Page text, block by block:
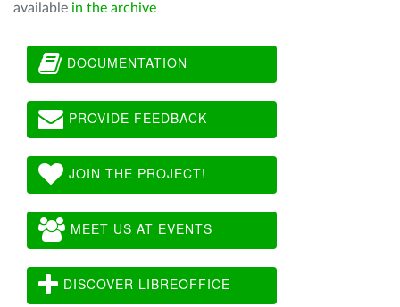
available in the archive
DOCUMENTATION
PROVIDE FEEDBACK
JOIN THE PROJECT!
MEET US AT EVENTS
DISCOVER LIBREOFFICE